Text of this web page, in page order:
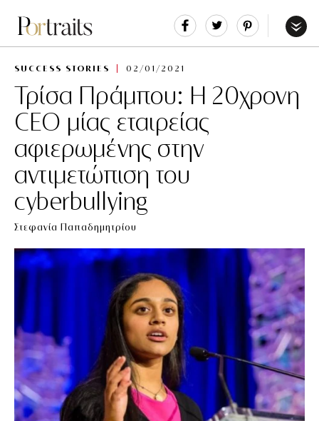
Share Tweet
SUCCESS STORIES 02/01/2021
Τρίσα Πράμπου: Η 20χρονη
CEO μίας εταιρείας
αφιερωμένης στην
αντιμετώπιση του
cyberbullying
Στεφανία Παπαδημητρίου